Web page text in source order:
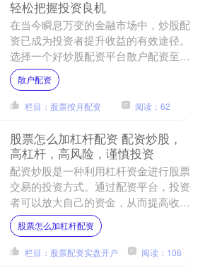
轻松把握投资良机
在当今瞬息万变的金融市场中，炒股配
资已成为投资者提升收益的有效途径。
选择一个好炒股配资平台散户配资至关
重要，它可以帮助你轻松把握投资良
机，实现财富增长。 股票配....
散户配资
栏目：股票按月配资 阅读：62
股票怎么加杠杆配资 配资炒股，
高杠杆，高风险，谨慎投资
配资炒股是一种利用杠杆资金进行股票
交易的投资方式。通过配资平台，投资
者可以放大自己的资金，从而提高收益
率。然而，配资炒股也伴随着较高的风
险。 * **持牌经营：....
股票怎么加杠杆配资
栏目：股票配资实盘开户 阅读：106